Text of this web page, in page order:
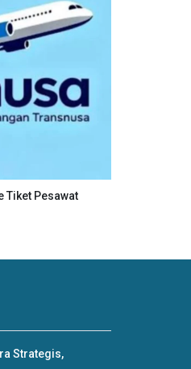
Tiket Pesawat
Strategis,